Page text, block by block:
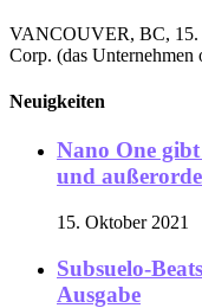
VANCOUVER, BC, 15.
Corp. (das Unternehmen
Neuigkeiten
Nano One
und
15. Oktober 2021
Subsuelo-
Ausgabe